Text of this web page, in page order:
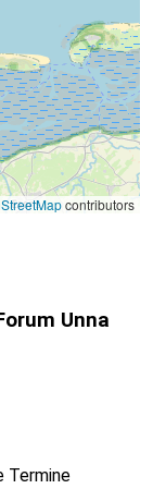
contributors
Unna
Termine